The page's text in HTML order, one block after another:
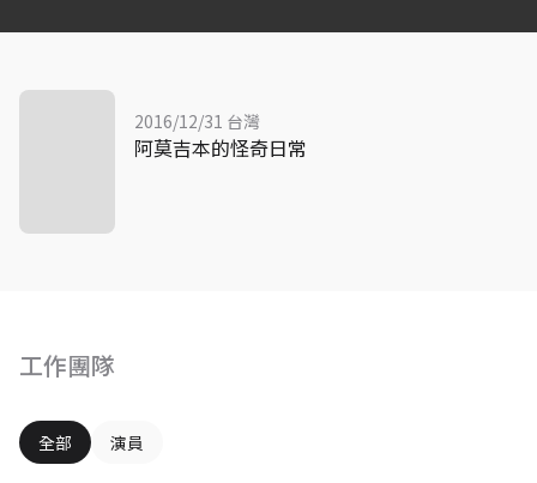
工作團隊
全部 演員
2016/12/31 台灣
阿莫吉本的怪奇日常